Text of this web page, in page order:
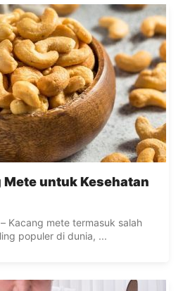
untuk Kesehatan
Kacang mete termasuk salah
populer di dunia, ...